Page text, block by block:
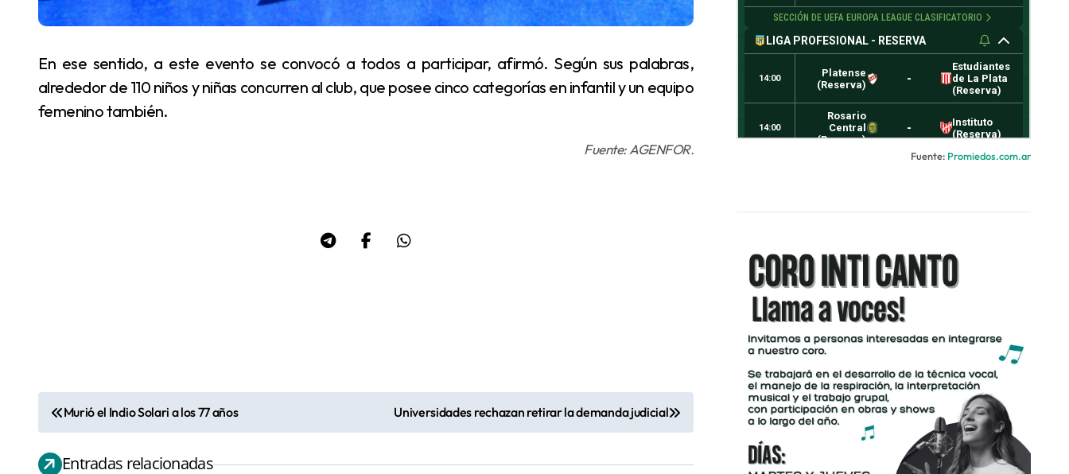
En ese sentido, a este evento se convocó a todos a participar, afirmó. Según sus palabras,
alrededor de 110 niños y niñas concurren al club, que posee cinco categorías en infantil y un equipo
femenino también.
Fuente: AGENFOR.
v
Murió el Indio Solari a los 77 años Universidades rechazan retirar la demanda judicial
Entradas relacionadas
Fuente: Promiedos.com.ar